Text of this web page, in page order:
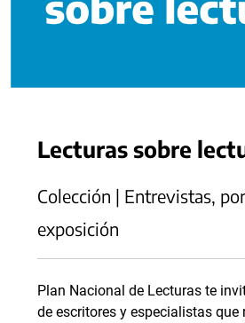
Lecturas sobre
Colección | Entrevistas,
exposición
Plan Nacional de Lecturas te
de escritores y especialistas que